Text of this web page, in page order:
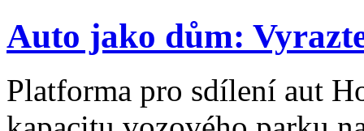
Auto jako dům:
Platforma pro sdílení aut